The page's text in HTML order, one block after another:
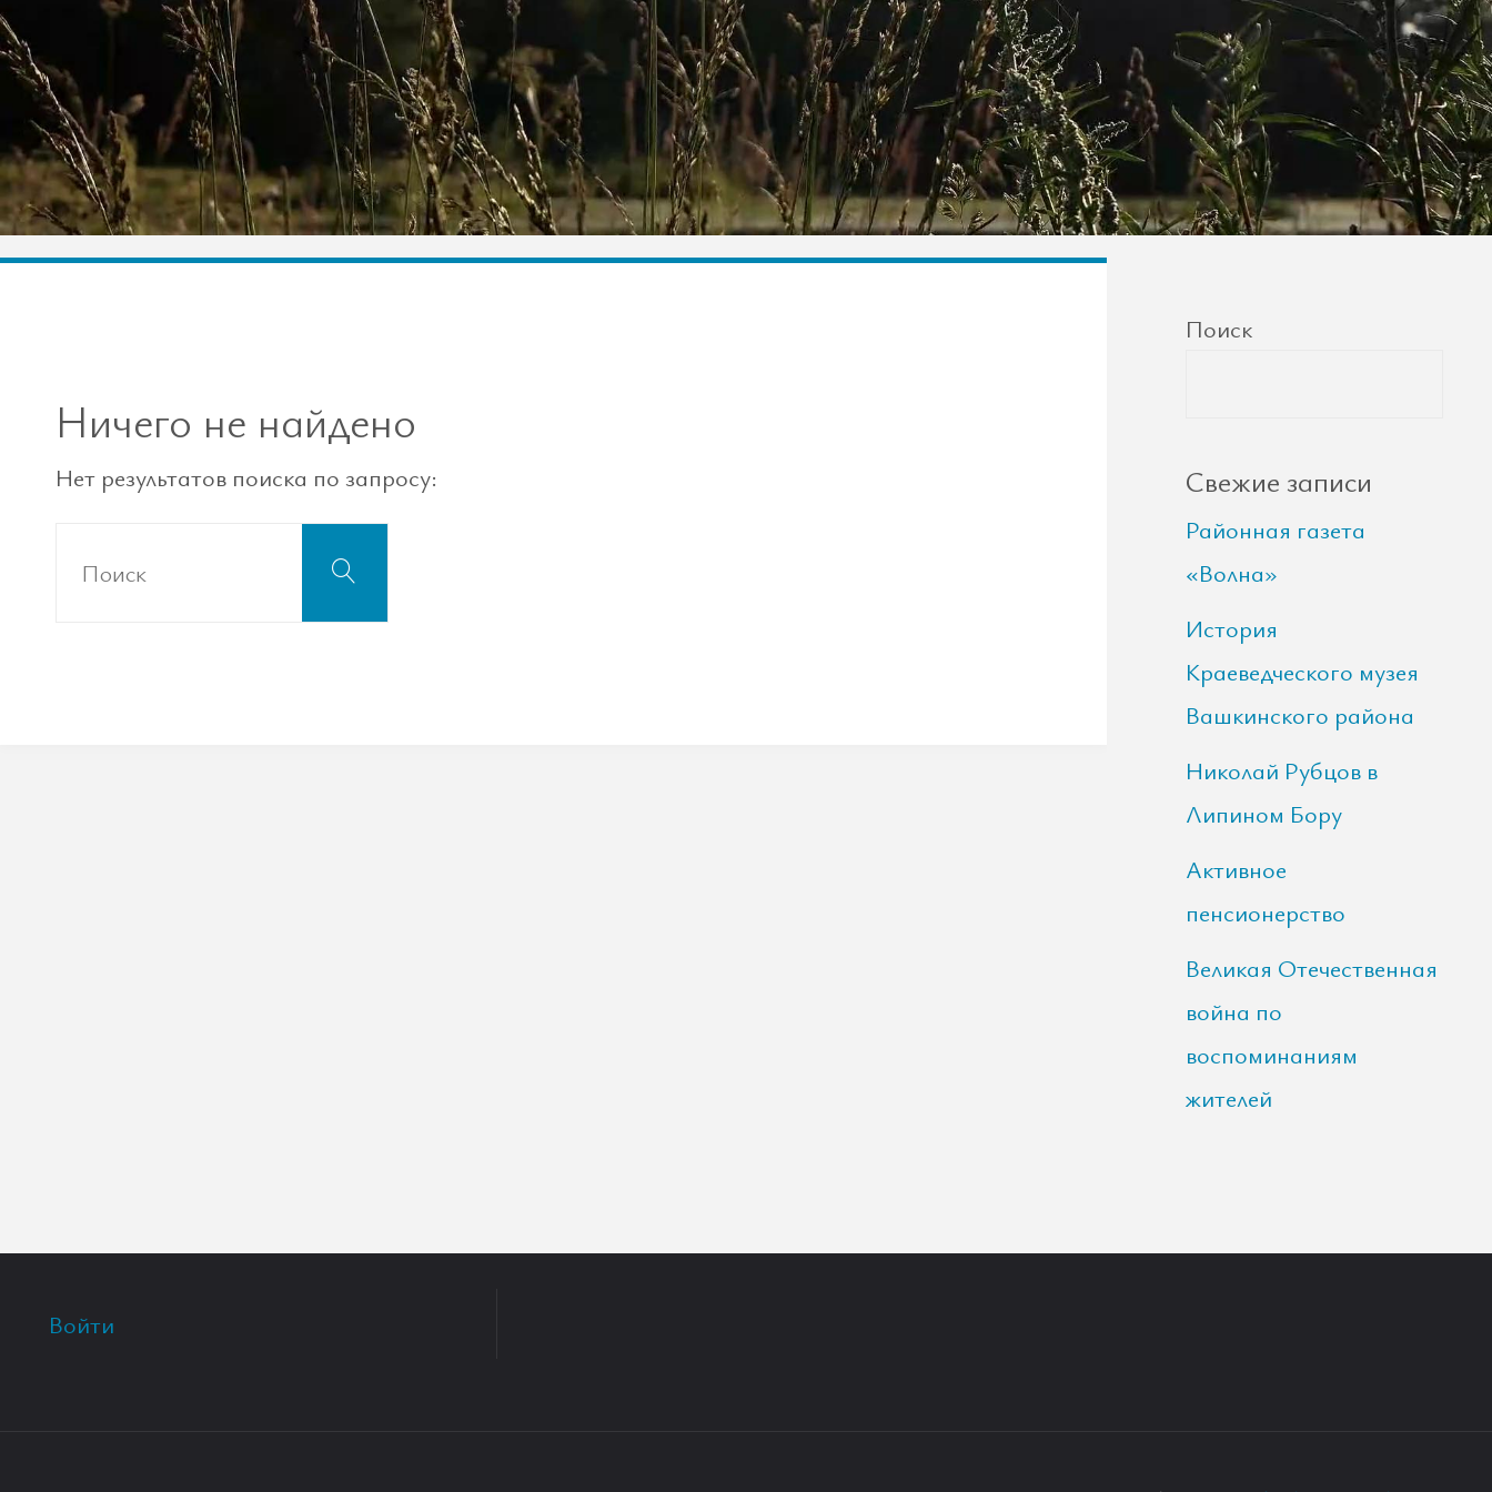
Ничего не найдено
Нет результатов поиска по запросу:
Поиск
Поиск
Свежие записи
Районная газета
«Волна»
История
Краеведческого музея
Вашкинского района
Николай Рубцов в
Липином Бору
Активное
пенсионерство
Великая Отечественная
война по
воспоминаниям
жителей
Войти